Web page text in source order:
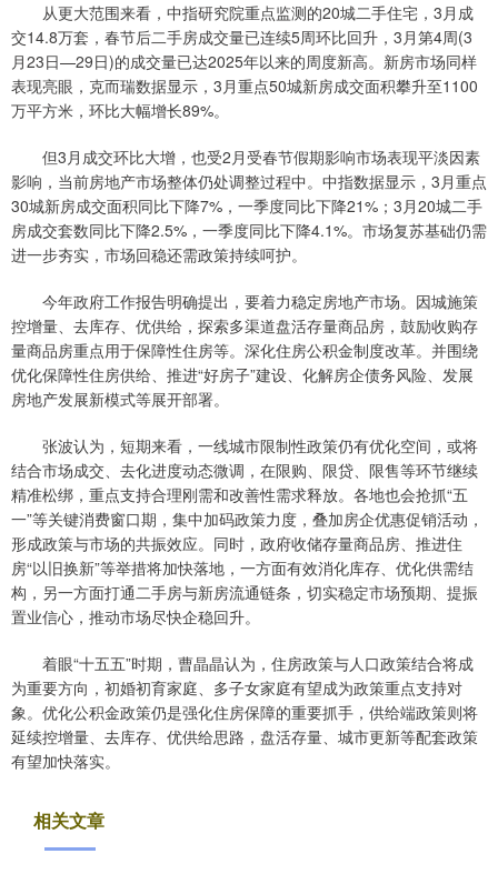
从更大范围来看，中指研究院重点监测的20城二手住宅，3月成
交14.8万套，春节后二手房成交量已连续5周环比回升，3月第4周(3
月23日—29日)的成交量已达2025年以来的周度新高。新房市场同样
表现亮眼，克而瑞数据显示，3月重点50城新房成交面积攀升至1100
万平方米，环比大幅增长89%。
但3月成交环比大增，也受2月受春节假期影响市场表现平淡因素
影响，当前房地产市场整体仍处调整过程中。中指数据显示，3月重点
30城新房成交面积同比下降7%，一季度同比下降21%；3月20城二手
房成交套数同比下降2.5%，一季度同比下降4.1%。市场复苏基础仍需
进一步夯实，市场回稳还需政策持续呵护。
今年政府工作报告明确提出，要着力稳定房地产市场。因城施策
控增量、去库存、优供给，探索多渠道盘活存量商品房，鼓励收购存
量商品房重点用于保障性住房等。深化住房公积金制度改革。并围绕
优化保障性住房供给、推进“好房子”建设、化解房企债务风险、发展
房地产发展新模式等展开部署。
张波认为，短期来看，一线城市限制性政策仍有优化空间，或将
结合市场成交、去化进度动态微调，在限购、限贷、限售等环节继续
精准松绑，重点支持合理刚需和改善性需求释放。各地也会抢抓“五
一”等关键消费窗口期，集中加码政策力度，叠加房企优惠促销活动，
形成政策与市场的共振效应。同时，政府收储存量商品房、推进住
房“以旧换新”等举措将加快落地，一方面有效消化库存、优化供需结
构，另一方面打通二手房与新房流通链条，切实稳定市场预期、提振
置业信心，推动市场尽快企稳回升。
着眼“十五五”时期，曹晶晶认为，住房政策与人口政策结合将成
为重要方向，初婚初育家庭、多子女家庭有望成为政策重点支持对
象。优化公积金政策仍是强化住房保障的重要抓手，供给端政策则将
延续控增量、去库存、优供给思路，盘活存量、城市更新等配套政策
有望加快落实。
相关文章